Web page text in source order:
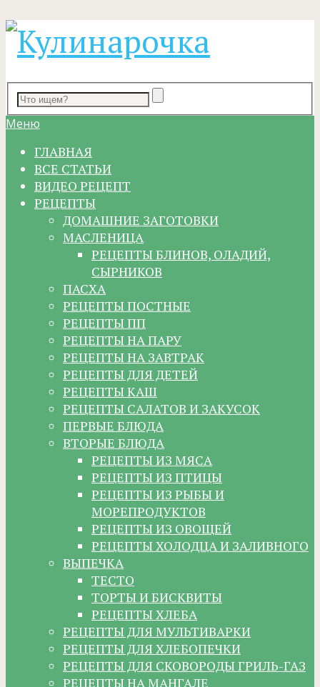
Меню
ГЛАВНАЯ
ВСЕ СТАТЬИ
ВИДЕО РЕЦЕПТ
РЕЦЕПТЫ
ДОМАШНИЕ ЗАГОТОВКИ
МАСЛЕНИЦА
РЕЦЕПТЫ БЛИНОВ, ОЛАДИЙ,
СЫРНИКОВ
ПАСХА
РЕЦЕПТЫ ПОСТНЫЕ
РЕЦЕПТЫ ПП
РЕЦЕПТЫ НА ПАРУ
РЕЦЕПТЫ НА ЗАВТРАК
РЕЦЕПТЫ ДЛЯ ДЕТЕЙ
РЕЦЕПТЫ КАШ
РЕЦЕПТЫ САЛАТОВ И ЗАКУСОК
ПЕРВЫЕ БЛЮДА
ВТОРЫЕ БЛЮДА
РЕЦЕПТЫ ИЗ МЯСА
РЕЦЕПТЫ ИЗ ПТИЦЫ
РЕЦЕПТЫ ИЗ РЫБЫ И
МОРЕПРОДУКТОВ
РЕЦЕПТЫ ИЗ ОВОЩЕЙ
РЕЦЕПТЫ ХОЛОДЦА И ЗАЛИВНОГО
ВЫПЕЧКА
ТЕСТО
ТОРТЫ И БИСКВИТЫ
РЕЦЕПТЫ ХЛЕБА
РЕЦЕПТЫ ДЛЯ МУЛЬТИВАРКИ
РЕЦЕПТЫ ДЛЯ ХЛЕБОПЕЧКИ
РЕЦЕПТЫ ДЛЯ СКОВОРОДЫ ГРИЛЬ-ГАЗ
РЕЦЕПТЫ НА МАНГАЛЕ